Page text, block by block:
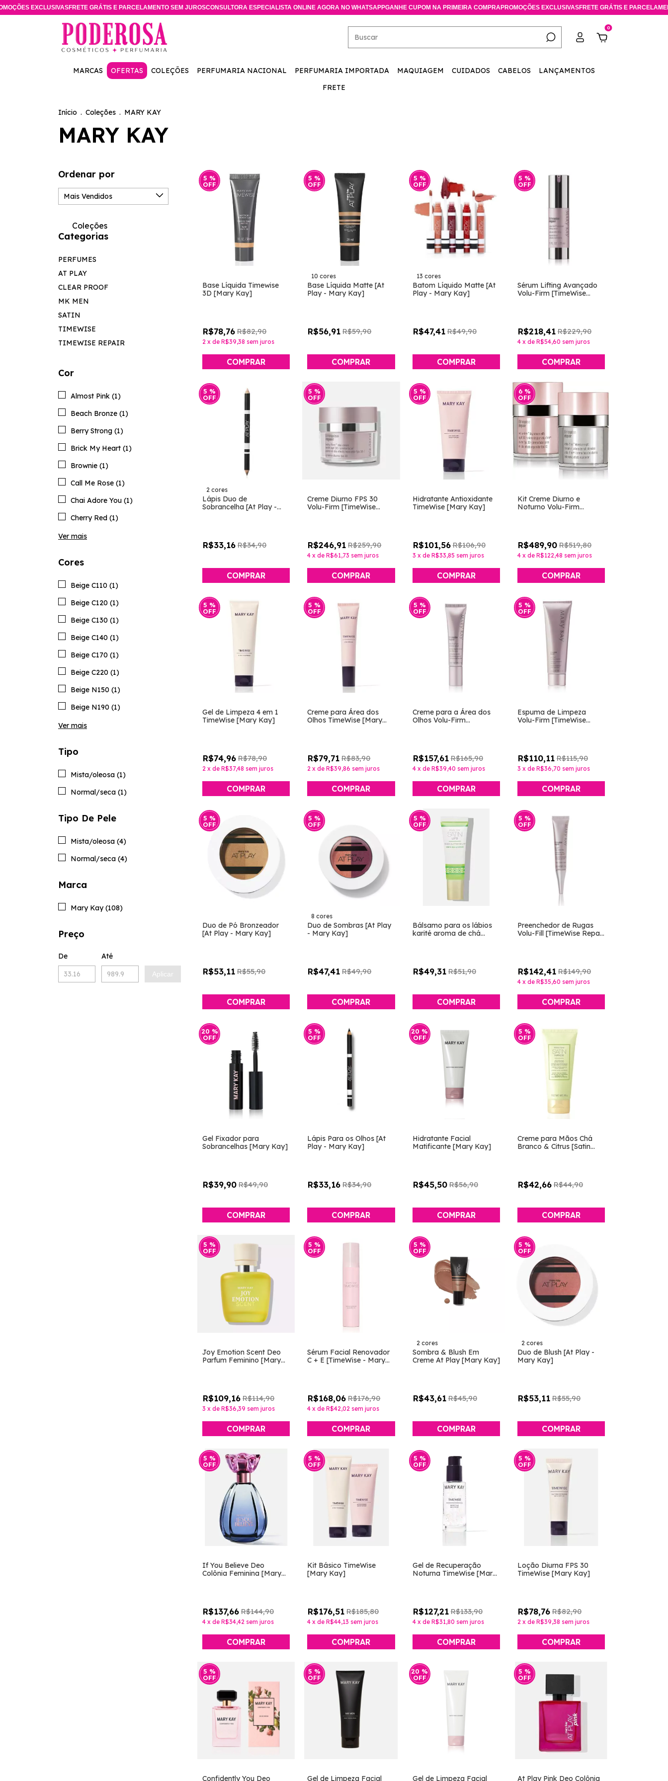
FRETE GRÁTIS E PARCELAMENTO SEM JUROSCONSULTORA ESPECIALISTA ONLINE AGORA NO WHATSAPPGANHE CUPOM NA PRIMEIRA COMPRAPROMOÇÕES EXCLUSIVASFRETE GRÁTIS E PARCELAMENTO SEM
0
MARCAS OFERTAS COLEÇÕES PERFUMARIA NACIONAL PERFUMARIA IMPORTADA MAQUIAGEM CUIDADOS CABELOS
LANÇAMENTOS
FRETE
Início . Coleções . MARY KAY
MARY KAY
Ordenar por
Coleções
Categorias
PERFUMES
AT PLAY
CLEAR PROOF
MK MEN
SATIN
TIMEWISE
TIMEWISE REPAIR
Cor
Almost Pink (1)
Beach Bronze (1)
Berry Strong (1)
Brick My Heart (1)
Brownie (1)
Call Me Rose (1)
Chai Adore You (1)
Cherry Red (1)
Ver mais
Cores
Beige C110 (1)
Beige C120 (1)
Beige C130 (1)
Beige C140 (1)
Beige C170 (1)
Beige C220 (1)
Beige N150 (1)
Beige N190 (1)
Ver mais
Tipo
Mista/oleosa (1)
Normal/seca (1)
Tipo De Pele
Mista/oleosa (4)
Normal/seca (4)
Marca
Mary Kay (108)
Preço
De Até
Aplicar
5 %
OFF
Base Líquida Timewise
3D [Mary Kay]
R$78,76 R$82,90
2 x de R$39,38 sem juros
COMPRAR
5 %
OFF
10 cores
Base Líquida Matte [At
Play - Mary Kay]
R$56,91 R$59,90
COMPRAR
5 %
OFF
13 cores
Batom Líquido Matte [At
Play - Mary Kay]
R$47,41 R$49,90
COMPRAR
5 %
OFF
Sérum Lifting Avançado
Volu-Firm [TimeWise
R$218,41 R$229,90
4 x de R$54,60 sem juros
5 %
OFF
2 cores
Lápis Duo de
Sobrancelha [At Play -
R$33,16 R$34,90
COMPRAR
5 %
OFF
Creme Diurno FPS 30
Volu-Firm [TimeWise
R$246,91 R$259,90
4 xdeR$61,73 sem juros
5 %
OFF
Hidratante Antioxidante
TimeWise [Mary Kay]
R$101,56 R$106,90
3 x de R$33,85 sem juros
COMPRAR
6 %
OFF
Kit Creme Diurno e
Noturno Volu-Firm
R$489,90 R$519,80
4 x de R$122,48 sem juros
5 %
OFF
Gel de Limpeza 4 em 1
TimeWise [Mary Kay]
R$74,96 R$78,90
2 x de R$37,48 sem juros
COMPRAR
5 %
OFF
Creme para Área dos
Olhos TimeWise [Mary
R$79,71 R$83,90
2 xdeR$39,86 sem juros
5 %
OFF
Creme para a Área dos
Olhos Volu-Firm
R$157,61 R$165,90
4 x de R$39,40 sem juros
5 %
OFF
Espuma de Limpeza
Volu-Firm [TimeWise
R$110,11 R$115,90
3 x de R$36,70 sem juros
5 %
OFF
Duo de Pó Bronzeador
[At Play - Mary Kay]
R$53,11 R$55,90
COMPRAR
5 %
OFF
8 cores
Duo de Sombras [At Play
- Mary Kay]
R$47,41 R$49,90
COMPRAR
5 %
OFF
Bálsamo para os lábios
karité aroma de chá
R$49,31 R$51,90
5 %
OFF
Preenchedor de Rugas
Volu-Fill [TimeWise Repair
R$142,41 R$149,90
4 x de R$35,60 sem juros
20 %
OFF
Gel Fixador para
Sobrancelhas [Mary Kay]
R$39,90 R$49,90
5 %
OFF
Lápis Para os Olhos [At
Play - Mary Kay]
R$33,16 R$34,90
COMPRAR
20 %
OFF
Hidratante Facial
Matificante [Mary Kay]
R$45,50 R$56,90
5 %
OFF
Creme para Mãos Chá
Branco & Citrus [Satin
R$42,66 R$44,90
5 %
OFF
Joy Emotion Scent Deo
Parfum Feminino [Mary
R$109,16 R$114,90
3 x de R$36,39 sem juros
5 %
OFF
Sérum Facial Renovador
C + E [TimeWise - Mary
R$168,06 R$176,90
4 xdeR$42,02 sem juros
5 %
OFF
2 cores
Sombra & Blush Em
Creme At Play [Mary Kay]
R$43,61 R$45,90
COMPRAR
5 %
OFF
2 cores
Duo de Blush [At Play -
Mary Kay]
R$53,11 R$55,90
COMPRAR
5 %
OFF
If You Believe Deo
Colônia Feminina [Mary
R$137,66 R$144,90
4 x de R$34,42 sem juros
5 %
OFF
Kit Básico TimeWise
[Mary Kay]
R$176,51 R$185,80
4 xdeR$44,13 sem juros
COMPRAR
5 %
OFF
Gel de Recuperação
Noturna TimeWise [Mary
R$127,21 R$133,90
4 x de R$31,80 sem juros
5 %
OFF
Loção Diurna FPS 30
TimeWise [Mary Kay]
R$78,76 R$82,90
2 x de R$39,38 sem juros
5 %
OFF
Confidently You Deo
5 %
OFF
Gel de Limpeza Facial
20 %
OFF
Gel de Limpeza Facial
5 %
OFF
At Play Pink Deo Colônia